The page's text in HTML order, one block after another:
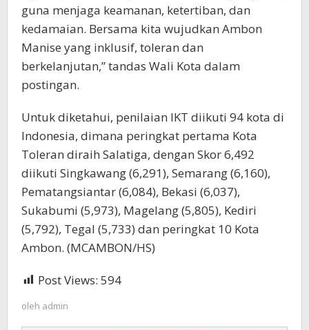
guna menjaga keamanan, ketertiban, dan
kedamaian. Bersama kita wujudkan Ambon
Manise yang inklusif, toleran dan
berkelanjutan,” tandas Wali Kota dalam
postingan.
Untuk diketahui, penilaian IKT diikuti 94 kota di
Indonesia, dimana peringkat pertama Kota
Toleran diraih Salatiga, dengan Skor 6,492
diikuti Singkawang (6,291), Semarang (6,160),
Pematangsiantar (6,084), Bekasi (6,037),
Sukabumi (5,973), Magelang (5,805), Kediri
(5,792), Tegal (5,733) dan peringkat 10 Kota
Ambon. (MCAMBON/HS)
Post Views: 594
oleh admin